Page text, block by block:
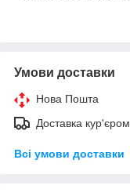
Умови доставки
Нова Пошта
Доставка кур'єром
Всі умови доставки